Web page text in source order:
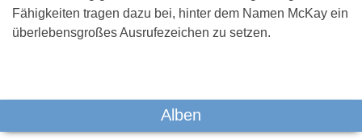
Fähigkeiten tragen dazu bei, hinter dem Namen McKay ein
überlebensgroßes Ausrufezeichen zu setzen.
Das könnte Dich auch interessieren:
Alben